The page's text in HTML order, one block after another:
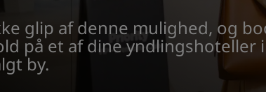
glip af denne mulighed, og
på et af dine yndlingshoteller
by.